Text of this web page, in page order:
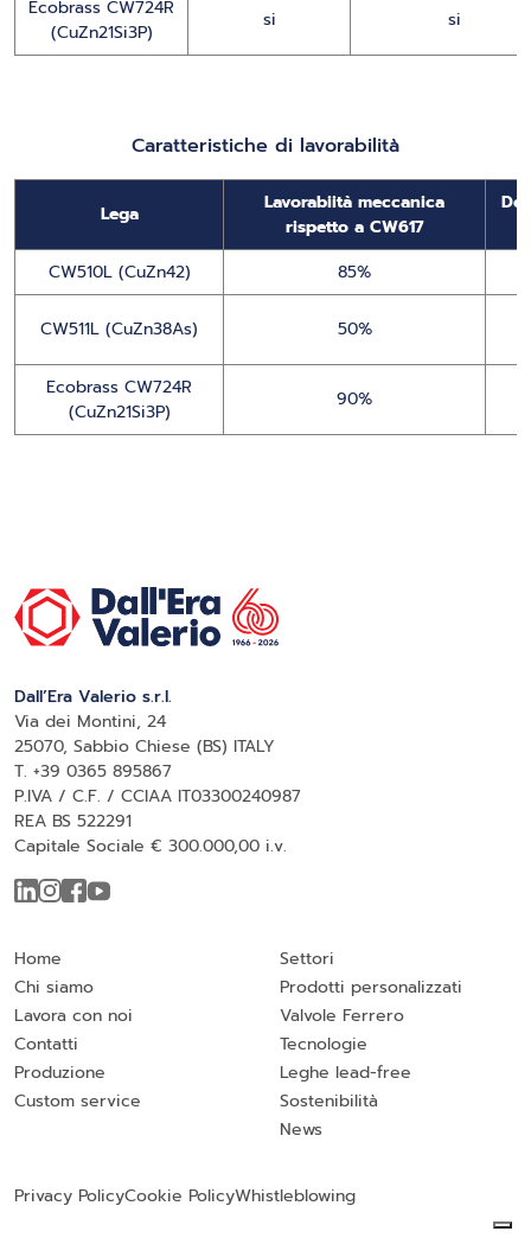
Ecobrass CW724R
(CuZn21Si3P)
si si
Caratteristiche di lavorabilità
Lega
Lavorabiità meccanica
rispetto a CW617
CW510L (CuZn42) 85%
CW511L (CuZn38As) 50%
Ecobrass CW724R
(CuZn21Si3P)
90%
Dall’Era Valerio s.r.l.
Via dei Montini, 24
25070, Sabbio Chiese (BS) ITALY
T. +39 0365 895867
P.IVA / C.F. / CCIAA IT03300240987
REA BS 522291
Capitale Sociale € 300.000,00 i.v.
Home
Chi siamo
Lavora con noi
Contatti
Produzione
Custom service
Settori
Prodotti personalizzati
Valvole Ferrero
Tecnologie
Leghe lead-free
Sostenibilità
News
Privacy PolicyCookie PolicyWhistleblowing